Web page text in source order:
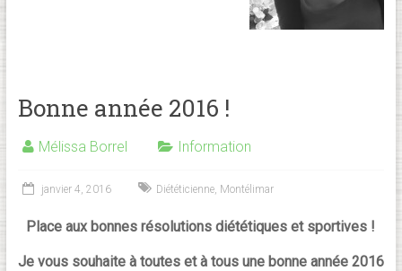
Bonne année 2016 !
Mélissa Borrel Information
janvier 4, 2016 Diététicienne, Montélimar
Place aux bonnes résolutions diététiques et sportives !
Je vous souhaite à toutes et à tous une bonne année 2016